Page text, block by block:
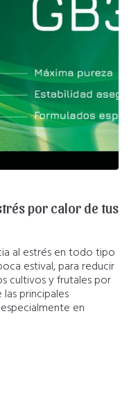
por calor de tus
al estrés en todo tipo
estival, para reducir
cultivos y frutales por
principales
en